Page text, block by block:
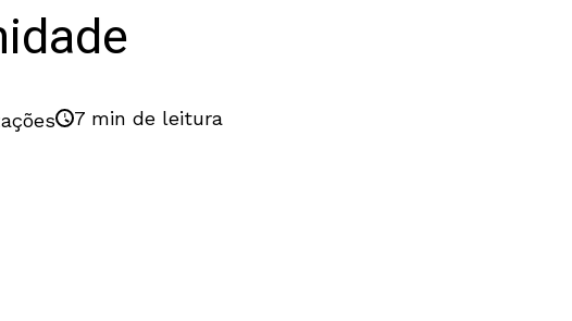
7 min de leitura